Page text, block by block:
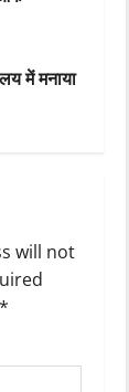
में मनाया
will not
*